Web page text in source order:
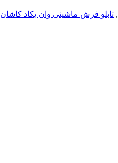
, تابلو فرش ماشینی وان یکاد کاشان